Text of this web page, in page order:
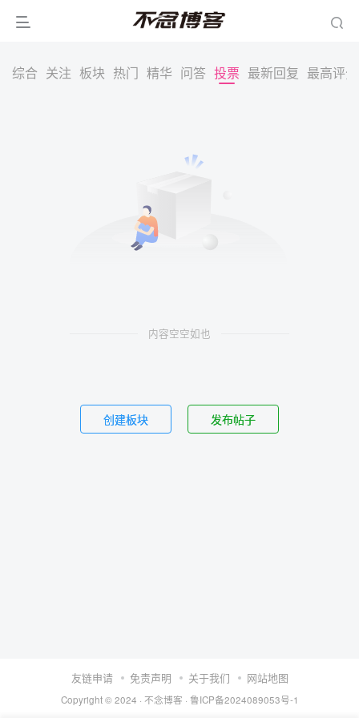
综合 关注 板块 热门 精华 问答 投票 最新回复 最高评分
内容空空如也
创建板块 发布帖子
友链申请 免责声明 关于我们 网站地图
Copyright © 2024 · 不念博客 · 鲁ICP备2024089053号-1